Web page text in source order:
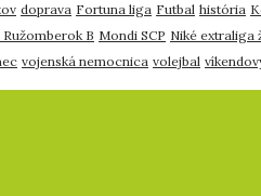
doprava Fortuna liga Futbal história
Ružomberok B Mondi SCP Niké extraliga
vojenská nemocnica volejbal